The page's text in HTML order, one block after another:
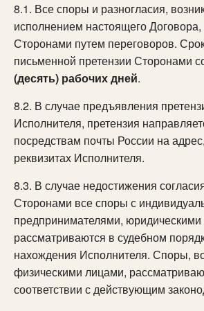
8.1. Все споры и разногласия,
исполнением настоящего
Сторонами путем переговоров.
письменной претензии Сторонами
(десять) рабочих дней.
8.2. В случае предъявления
Исполнителя, претензия
посредствам почты России на
реквизитах Исполнителя.
8.3. В случае недостижения
Сторонами все споры с
предпринимателями,
рассматриваются в судебном
нахождения Исполнителя. Споры,
физическими лицами,
соответствии с действующим